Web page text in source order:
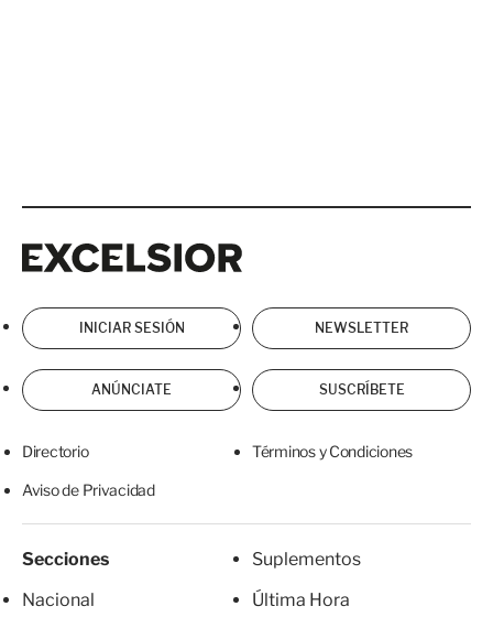
INICIAR SESIÓN NEWSLETTER
ANÚNCIATE SUSCRÍBETE
Directorio Términos y Condiciones
Aviso de Privacidad
Secciones
Nacional
Suplementos
Última Hora